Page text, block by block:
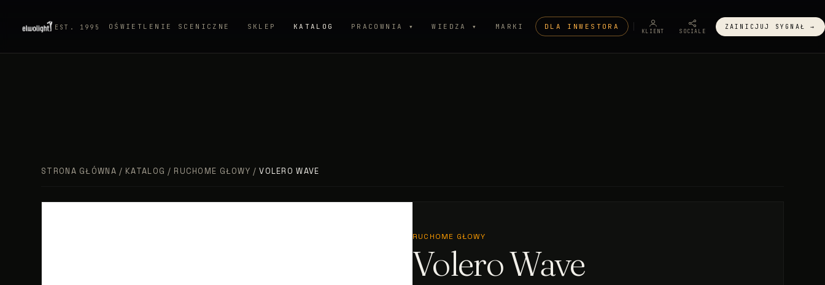
EST. 1995 OŚWIETLENIE SCENICZNE SKLEP KATALOG PRACOWNIA ▾ WIEDZA ▾ MARKI DLA INWESTORA
KLIENT SOCIALE
ZAINICJUJ SYGNAŁ →
STRONA GŁÓWNA / KATALOG / RUCHOME GŁOWY / VOLERO WAVE
RUCHOME GŁOWY
Volero Wave